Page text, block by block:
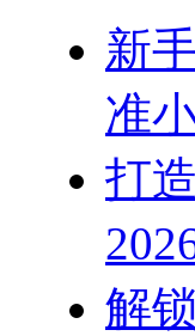
新
准
打
解